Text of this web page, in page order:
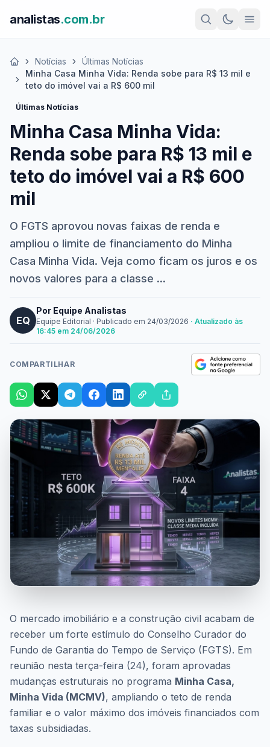
analistas.com.br
Início Notícias
Últimas Notícias
Minha Casa Minha Vida: Renda sobe para R$ 13 mil e
teto do imóvel vai a R$ 600 mil
Últimas Notícias
Minha Casa Minha Vida:
Renda sobe para R$ 13 mil e
teto do imóvel vai a R$ 600
mil
O FGTS aprovou novas faixas de renda e
ampliou o limite de financiamento do Minha
Casa Minha Vida. Veja como ficam os juros e os
novos valores para a classe ...
EQ
Por Equipe Analistas
Equipe Editorial · Publicado em 24/03/2026 · Atualizado às
16:45 em 24/06/2026
COMPARTILHAR
O mercado imobiliário e a construção civil acabam de
receber um forte estímulo do Conselho Curador do
Fundo de Garantia do Tempo de Serviço (FGTS). Em
reunião nesta terça-feira (24), foram aprovadas
mudanças estruturais no programa Minha Casa,
Minha Vida (MCMV), ampliando o teto de renda
familiar e o valor máximo dos imóveis financiados com
taxas subsidiadas.